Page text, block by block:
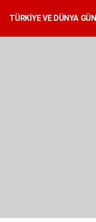
TÜRKİYE VE DÜNYA